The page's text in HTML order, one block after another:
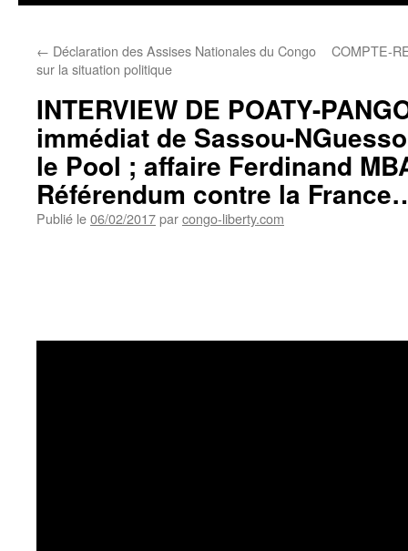
← Déclaration des Assises Nationales du Congo
sur la situation politique
COMPTE-
INTERVIEW DE POATY-
immédiat de Sassou-
le Pool ; affaire Ferdinand
Référendum contre la
Publié le06/02/2017parcongo-liberty.com